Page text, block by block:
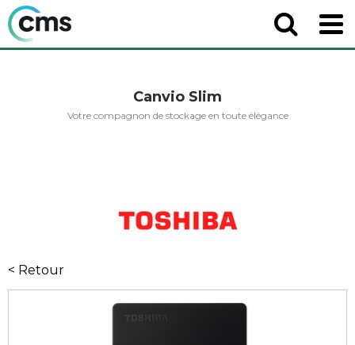
Canvio Slim
Votre compagnon de stockage en toute élégance
< Retour